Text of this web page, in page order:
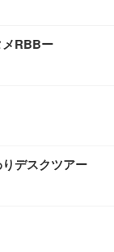
メRBBー
デスクツアー